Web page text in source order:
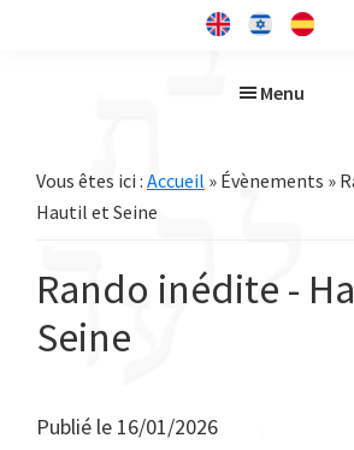
Menu
Vous êtes ici : Accueil » Évènements »
Hautil et Seine
Rando inédite -
Seine
Publié le 16/01/2026